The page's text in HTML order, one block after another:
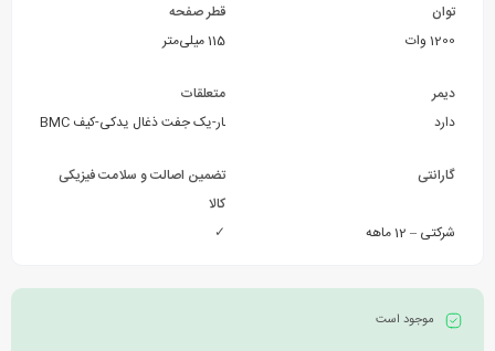
توان
1200 وات
قطر صفحه
115 میلی‌متر
دیمر
دارد
متعلقات
گارانتی
شرکتی – 12 ماهه
تضمین اصالت و سلامت فیزیکی
کالا
✓
موجود است